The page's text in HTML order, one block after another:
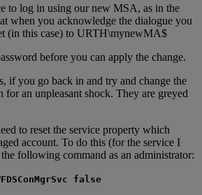
to log in using our new MSA, as in the
when you acknowledge the dialogue you
(in this case) to URTH\mynewMA$
before you can apply the change.
if you go back in and try and change the
for an unpleasant shock. They are greyed
to reset the service property which
account. To do this (for the service I
following command as an administrator:
false